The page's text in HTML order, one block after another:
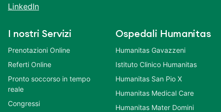
LinkedIn
I nostri Servizi
Prenotazioni Online
Referti Online
Pronto soccorso in tempo
reale
Congressi
Ospedali Humanitas
Humanitas Gavazzeni
Istituto Clinico Humanitas
Humanitas San Pio X
Humanitas Medical Care
Humanitas Mater Domini